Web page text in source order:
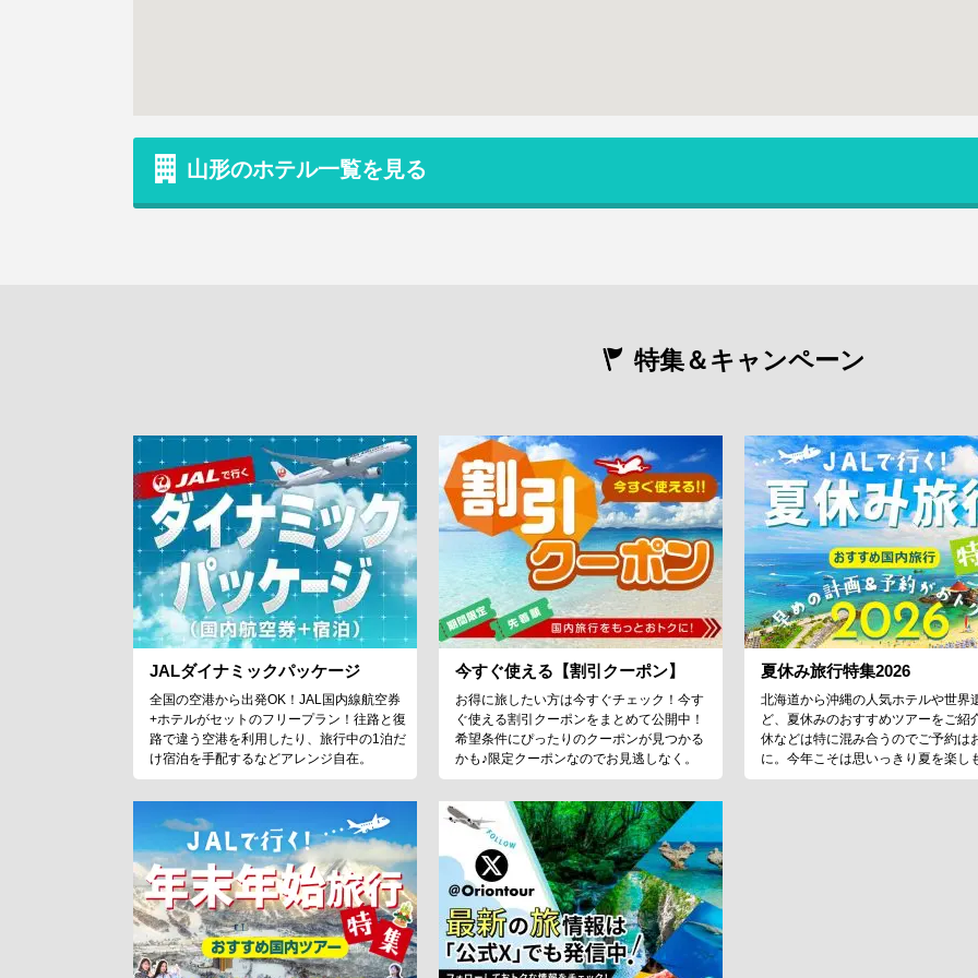
山形のホテル一覧を見る
特集＆キャンペーン
JALダイナミックパッケージ
全国の空港から出発OK！JAL国内線航空券
+ホテルがセットのフリープラン！往路と復
路で違う空港を利用したり、旅行中の1泊だ
け宿泊を手配するなどアレンジ自在。
今すぐ使える【割引クーポン】
お得に旅したい方は今すぐチェック！今す
ぐ使える割引クーポンをまとめて公開中！
希望条件にぴったりのクーポンが見つかる
かも♪限定クーポンなのでお見逃しなく。
夏休み旅行特集2026
北海道から沖縄の人気ホテルや世界
ど、夏休みのおすすめツアーをご紹
休などは特に混み合うのでご予約は
に。今年こそは思いっきり夏を楽し